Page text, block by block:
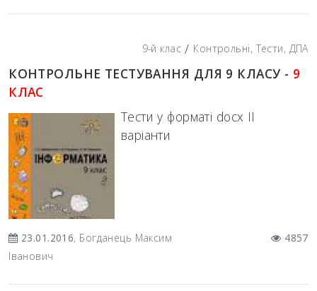
9-й клас / Контрольні, Тести, ДПА
КОНТРОЛЬНЕ ТЕСТУВАННЯ ДЛЯ 9 КЛАСУ - 9
КЛАС
Тести у форматі docx ІІ
варіанти
23.01.2016, Богданець Максим
Іванович
4857